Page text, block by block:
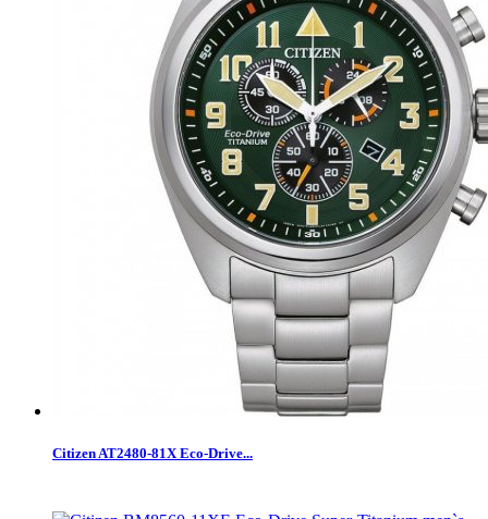
Citizen AT2480-81X Eco-Drive...